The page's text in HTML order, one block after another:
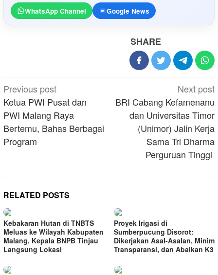
WhatsApp Channel Google News
SHARE
Post
navigation
Previous post
Ketua PWI Pusat dan
PWI Malang Raya
Bertemu, Bahas Berbagai
Program
Next post
BRI Cabang Kefamenanu
dan Universitas Timor
(Unimor) Jalin Kerja
Sama Tri Dharma
Perguruan Tinggi
RELATED POSTS
Kebakaran Hutan di TNBTS
Meluas ke Wilayah Kabupaten
Malang, Kepala BNPB Tinjau
Langsung Lokasi
Proyek Irigasi di
Sumberpucung Disorot:
Dikerjakan Asal-Asalan, Minim
Transparansi, dan Abaikan K3